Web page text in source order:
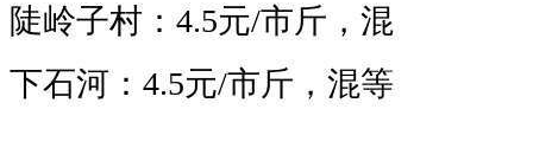
陡岭子村：4.5元/市斤，混
下石河：4.5元/市斤，混等